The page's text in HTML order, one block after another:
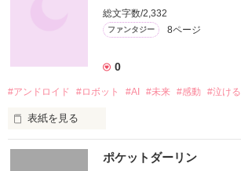
5月30日(火)に野いちご10周年ページにて
『しばらく眠ったら、必ず会いに行きます
――――明日香』
総文字数/2,332
ファンタジー 8ページ
0
#アンドロイド #ロボット #AI #未来 #感動 #泣ける
表紙を見る
どうしてもキミを助けたい。
ポケットダーリン